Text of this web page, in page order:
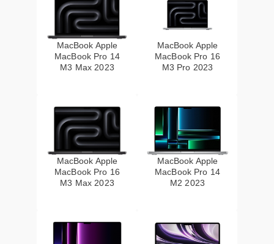
MacBook Apple
MacBook Pro 14
M3 Max 2023
MacBook Apple
MacBook Pro 16
M3 Pro 2023
MacBook Apple
MacBook Pro 16
M3 Max 2023
MacBook Apple
MacBook Pro 14
M2 2023